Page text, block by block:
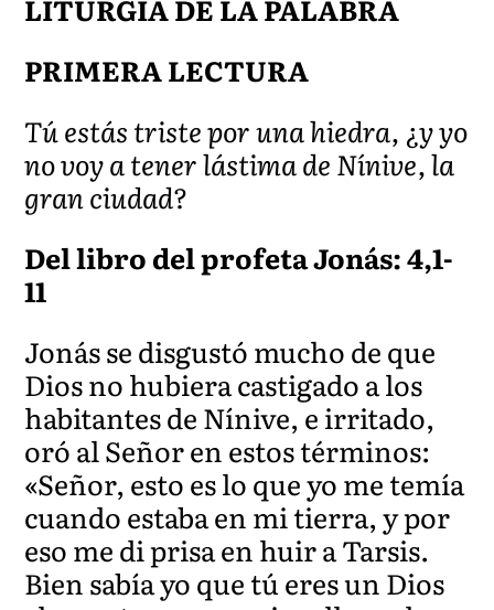
LITURGIA DE LA PALABRA
PRIMERA LECTURA
Tú estás triste por una hiedra, ¿y yo
no voy a tener lástima de Nínive, la
gran ciudad?
Del libro del profeta Jonás: 4,1-
11
Jonás se disgustó mucho de que
Dios no hubiera castigado a los
habitantes de Nínive, e irritado,
oró al Señor en estos términos:
«Señor, esto es lo que yo me temía
cuando estaba en mi tierra, y por
eso me di prisa en huir a Tarsis.
Bien sabía yo que tú eres un Dios